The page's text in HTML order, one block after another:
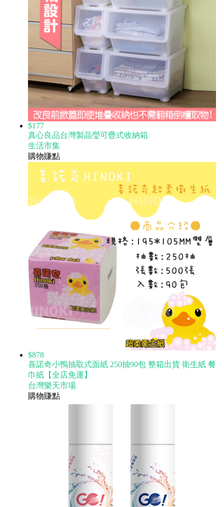
$177
真心良品台灣製晶瑩可疊式收納箱
生活市集
購物賺點
$878
喜諾奇小鴨抽取式面紙 250抽90包 整箱出貨 衛生紙 餐
巾紙【全店免運】
台灣樂天市場
購物賺點